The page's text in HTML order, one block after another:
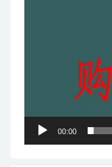
00:00